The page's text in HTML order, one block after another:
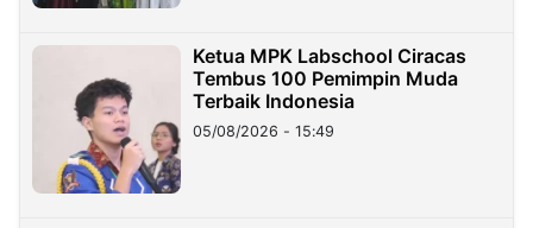
Ketua MPK Labschool Ciracas
Tembus 100 Pemimpin Muda
Terbaik Indonesia
05/08/2026 - 15:49